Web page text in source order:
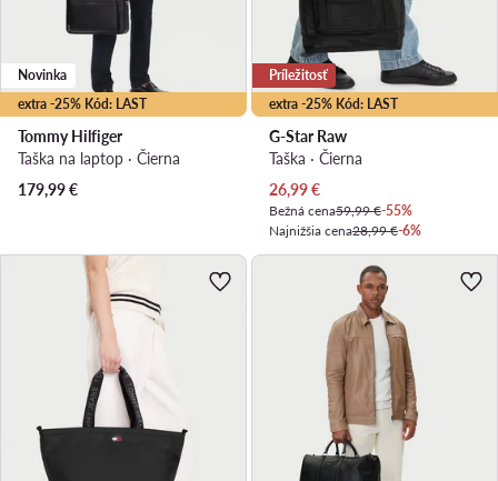
extra -25% Kód: LAST
Novinka
Tommy Hilfiger
Taška na laptop · Čierna
179,99€
extra -25% Kód: LAST
Príležitosť
G-Star Raw
Taška · Čierna
Aktuálna cena
26,99€
Bežná cena59,99 €-55%
Najnižšia cena28,99 €-6%